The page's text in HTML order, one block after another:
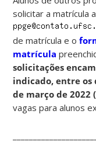
solicitar a matrícula
de matrícula e o
matrícula
solicitações
indicado, entre os
de março de 2022
vagas para alunos